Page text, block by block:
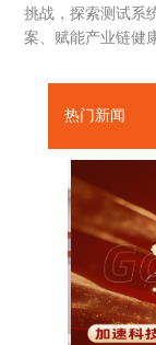
挑战，探索测试系
案、赋能产业链健
热门新闻